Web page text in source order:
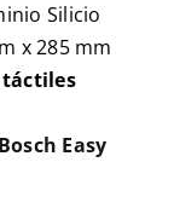
Silicio
x 285 mm
Easy